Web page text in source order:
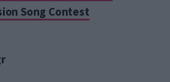
Song Contest